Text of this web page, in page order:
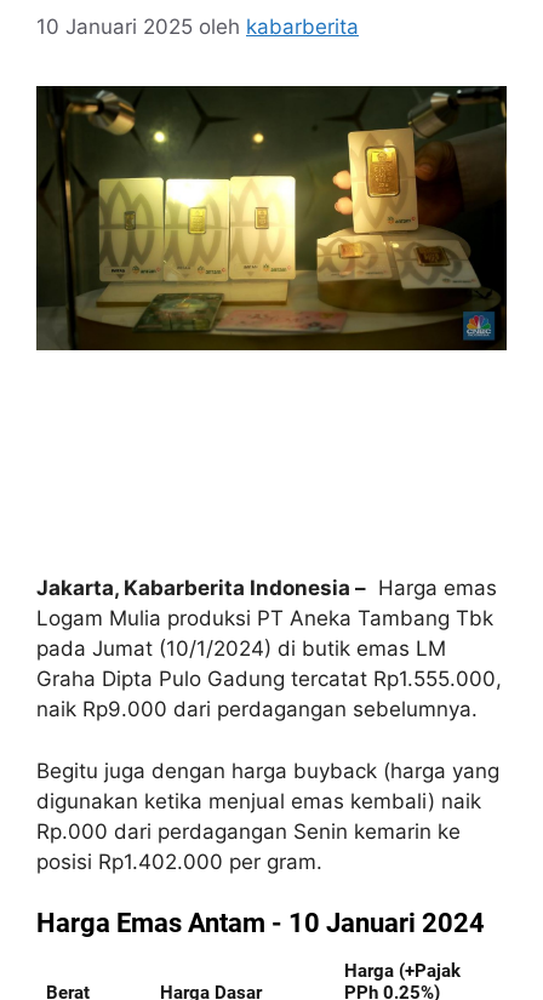
10 Januari 2025 oleh kabarberita
Jakarta, Kabarberita Indonesia – Harga emas
Logam Mulia produksi PT Aneka Tambang Tbk
pada Jumat (10/1/2024) di butik emas LM
Graha Dipta Pulo Gadung tercatat Rp1.555.000,
naik Rp9.000 dari perdagangan sebelumnya.
Begitu juga dengan harga buyback (harga yang
digunakan ketika menjual emas kembali) naik
Rp.000 dari perdagangan Senin kemarin ke
posisi Rp1.402.000 per gram.